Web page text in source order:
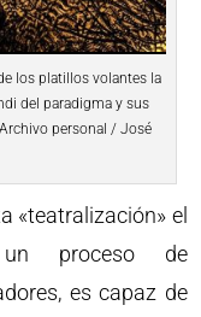
los platillos volantes la
del paradigma y sus
personal / José
«teatralización» el
un proceso de
es capaz de